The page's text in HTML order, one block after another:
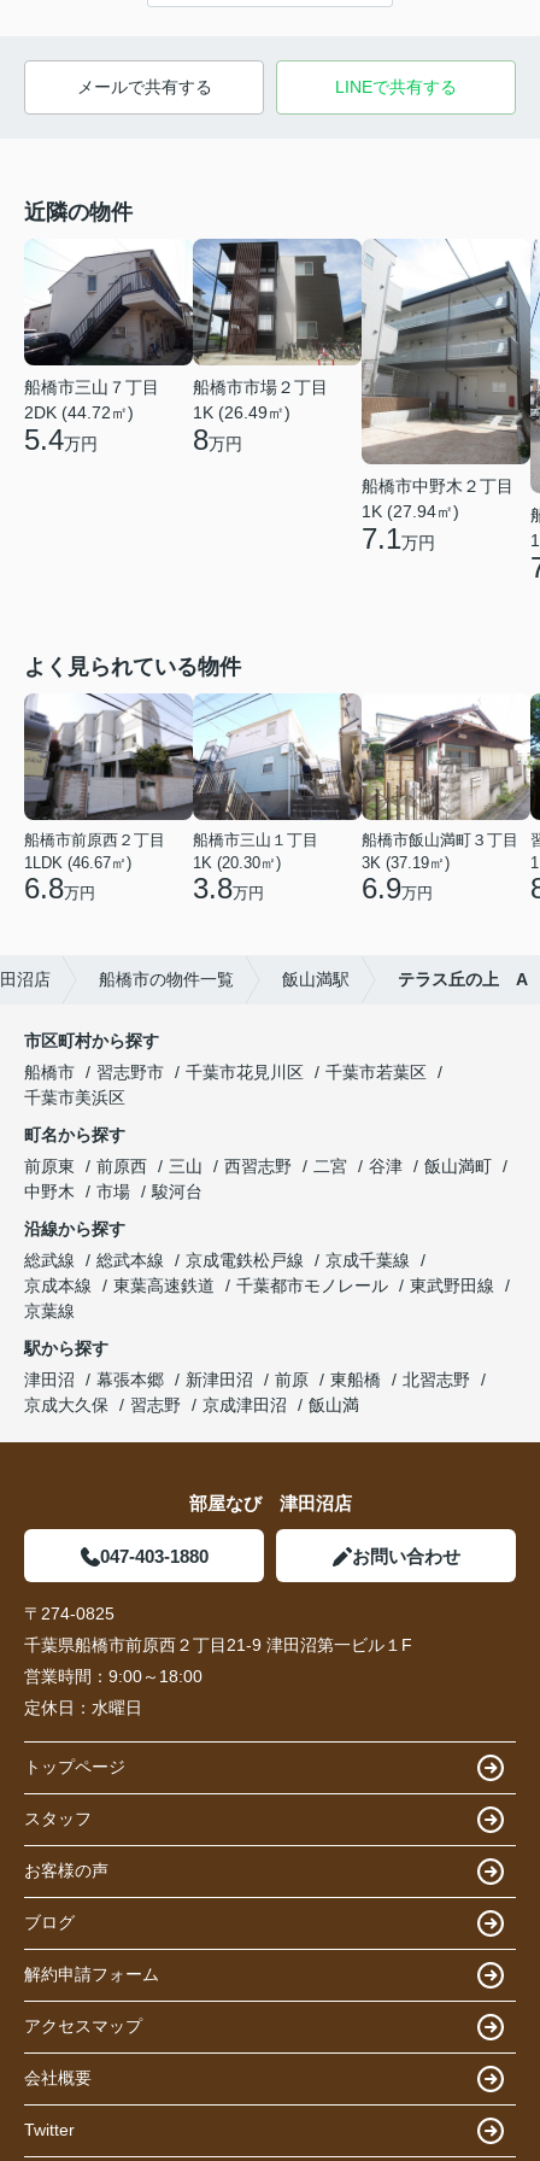
メールで共有する LINEで共有する
近隣の物件
船橋市三山７丁目
2DK (44.72㎡)
5.4万円
船橋市市場２丁目
1K (26.49㎡)
8万円
船橋市中野木２丁目
1K (27.94㎡)
7.1万円
よく見られている物件
船橋市前原西２丁目
1LDK (46.67㎡)
6.8万円
船橋市三山１丁目
1K (20.30㎡)
3.8万円
船橋市飯山満町３丁目
3K (37.19㎡)
6.9万円
沼店 船橋市の物件一覧 飯山満駅 テラス丘の上 A
市区町村から探す
船橋市
習志野市 千葉市花見川区
千葉市若葉区
千葉市美浜区
町名から探す
前原東
前原西 三山 西習志野 二宮 谷津
飯山満町
中野木
市場
駿河台
沿線から探す
総武線
総武本線 京成電鉄松戸線
京成千葉線
京成本線
東葉高速鉄道 千葉都市モノレール
東武野田線
京葉線
駅から探す
津田沼
幕張本郷 新津田沼 前原 東船橋
北習志野
京成大久保
習志野 京成津田沼 飯山満
部屋なび 津田沼店
047-403-1880 お問い合わせ
〒274-0825
千葉県船橋市前原西２丁目21-9 津田沼第一ビル１F
営業時間： 9:00～18:00
定休日： 水曜日
トップページ
スタッフ
お客様の声
ブログ
解約申請フォーム
アクセスマップ
会社概要
Twitter